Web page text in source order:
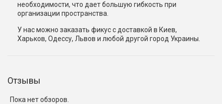
необходимости, что дает большую гибкость при
организации пространства.
У нас можно заказать фикус с доставкой в Киев,
Харьков, Одессу, Львов и любой другой город Украины.
Отзывы
Пока нет обзоров.